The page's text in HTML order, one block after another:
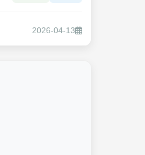
2026-04-13